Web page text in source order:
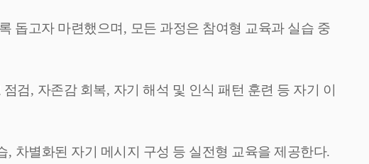
돕고자 마련했으며 , 모든 과정은 참여형 교육과 실습 중
검, 자존감 회복, 자기 해석 및 인식 패턴 훈련 등 자기 이
, 차별화된 자기 메시지 구성 등 실전형 교육을 제공한다.